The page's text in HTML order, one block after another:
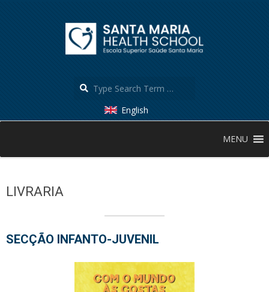
English
Menu
MENU
LIVRARIA
SECÇÃO INFANTO-JUVENIL